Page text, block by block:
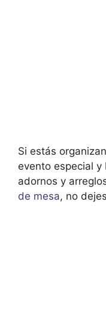
Si estás
evento especial
adornos y
de mesa, no